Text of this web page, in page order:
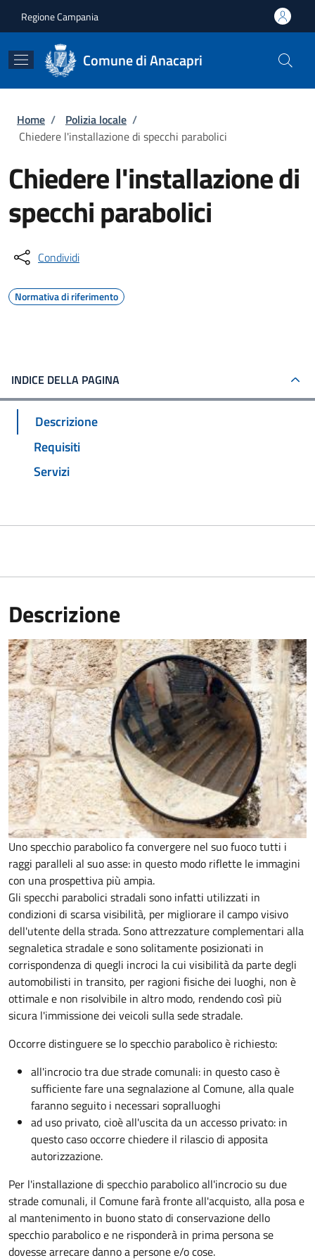
Regione Campania
Comune di Anacapri
Briciole di pane
Home / Polizia locale /
Chiedere l'installazione di specchi parabolici
Chiedere l'installazione di
specchi parabolici
Condividi
Normativa di riferimento
INDICE DELLA PAGINA
Descrizione
Requisiti
Servizi
Descrizione
Uno specchio parabolico fa convergere nel suo fuoco tutti i
raggi paralleli al suo asse: in questo modo riflette le immagini
con una prospettiva più ampia.
Gli specchi parabolici stradali sono infatti utilizzati in
condizioni di scarsa visibilità, per migliorare il campo visivo
dell'utente della strada. Sono attrezzature complementari alla
segnaletica stradale e sono solitamente posizionati in
corrispondenza di quegli incroci la cui visibilità da parte degli
automobilisti in transito, per ragioni fisiche dei luoghi, non è
ottimale e non risolvibile in altro modo, rendendo così più
sicura l'immissione dei veicoli sulla sede stradale.
Occorre distinguere se lo specchio parabolico è richiesto:
all'incrocio tra due strade comunali: in questo caso è
sufficiente fare una segnalazione al Comune, alla quale
faranno seguito i necessari sopralluoghi
ad uso privato, cioè all'uscita da un accesso privato: in
questo casooccorre chiedere il rilascio di apposita
autorizzazione.
Per l'installazione di specchio parabolico all'incrocio su due
strade comunali, il Comune farà fronte all'acquisto, alla posa e
al mantenimento in buono stato di conservazione dello
specchio parabolico e ne risponderà in prima persona se
dovesse arrecare danno a persone e/o cose.